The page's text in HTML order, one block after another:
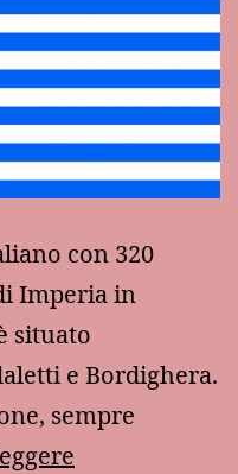
con 320
Imperia in
situato
e Bordighera.
sempre